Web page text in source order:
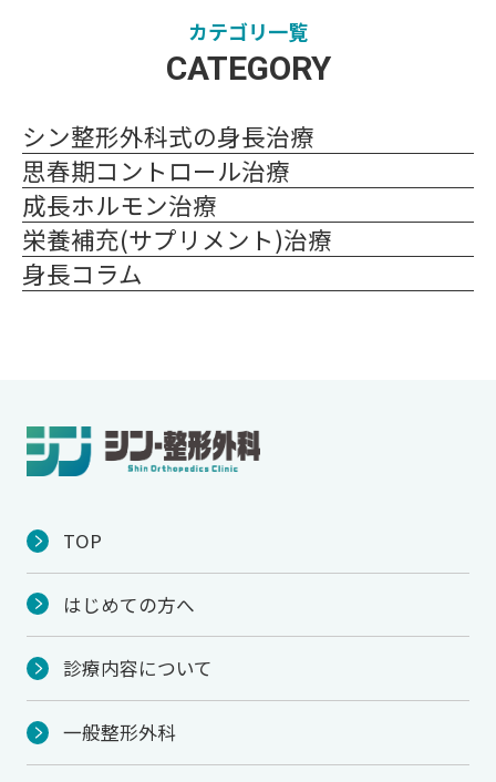
カテゴリ一覧
CATEGORY
シン整形外科式の身長治療
思春期コントロール治療
成長ホルモン治療
栄養補充(サプリメント)治療
身長コラム
TOP
はじめての方へ
診療内容について
一般整形外科